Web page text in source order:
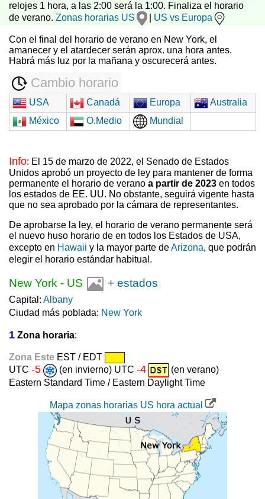
relojes 1 hora, a las 2:00 será la 1:00. Finaliza el horario
de verano. Zonas horarias US US vs Europa
Con el final del horario de verano en New York, el
amanecer y el atardecer serán aprox. una hora antes.
Habrá más luz por la mañana y oscurecerá antes.
Cambio horario
USA Canadá Europa
Australia
México
O.Medio Mundial
Info: El 15 de marzo de 2022, el Senado de Estados
Unidos aprobó un proyecto de ley para mantener de forma
permanente el horario de verano a partir de 2023 en todos
los estados de EE. UU. No obstante, seguirá vigente hasta
que no sea aprobado por la cámara de representantes.
De aprobarse la ley, el horario de verano permanente será
el nuevo huso horario de en todos los Estados de USA,
excepto en Hawaii y la mayor parte deArizona, que podrán
elegir el horario estándar habitual.
New York - US + estados
Capital: Albany
Ciudad más poblada: New York
1 Zona horaria:
Zona Este EST / EDT
UTC -5 (en invierno) UTC -4
(en verano)
Eastern Standard Time / Eastern Daylight Time
Mapa zonas horarias US hora actual